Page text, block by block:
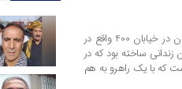
در سال 73 من در زندان فرقه مجاهدین خلق بودم. این زندان در خیابان 400 واقع در
10 منتقل شد. سازمان زندانی ساخته بود که در
کوچک به ابعاد 2 در 3 وجود داشت که با یک راهرو به هم